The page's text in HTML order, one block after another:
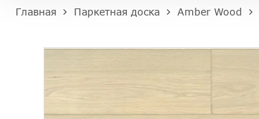
Главная Паркетная доска Amber Wood